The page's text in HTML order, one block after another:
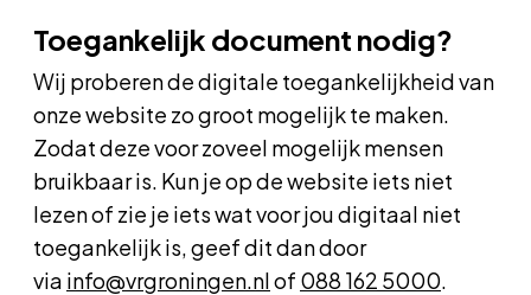
Toegankelijk document nodig?
Wij proberen de digitale toegankelijkheid van
onze website zo groot mogelijk te maken.
Zodat deze voor zoveel mogelijk mensen
bruikbaar is. Kun je op de website iets niet
lezen of zie je iets wat voor jou digitaal niet
toegankelijk is, geef dit dan door
via info@vrgroningen.nlof 088 162 5000.